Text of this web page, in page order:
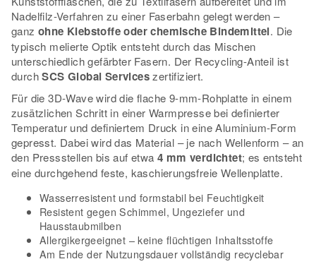
Nadelfilz-Verfahren zu einer Faserbahn gelegt werden –
ganz ohne Klebstoffe oder chemische Bindemittel. Die
typisch melierte Optik entsteht durch das Mischen
unterschiedlich gefärbter Fasern. Der Recycling-Anteil ist
durchSCS Global Serviceszertifiziert.
Für die 3D-Wave wird die flache 9-mm-Rohplatte in einem
zusätzlichen Schritt in einer Warmpresse bei definierter
Temperatur und definiertem Druck in eine Aluminium-Form
gepresst. Dabei wird das Material – je nach Wellenform – an
den Pressstellen bis auf etwa 4 mm verdichtet; es entsteht
eine durchgehend feste, kaschierungsfreie Wellenplatte.
Wasserresistent und formstabil bei Feuchtigkeit
Resistent gegen Schimmel, Ungeziefer und
Hausstaubmilben
Allergikergeeignet – keine flüchtigen Inhaltsstoffe
Am Ende der Nutzungsdauer vollständig recyclebar